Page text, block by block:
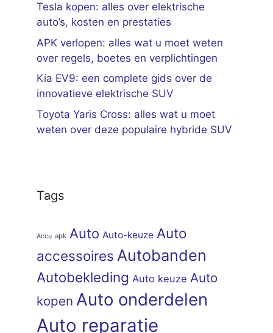
Tesla kopen: alles over elektrische
auto’s, kosten en prestaties
APK verlopen: alles wat u moet weten
over regels, boetes en verplichtingen
Kia EV9: een complete gids over de
innovatieve elektrische SUV
Toyota Yaris Cross: alles wat u moet
weten over deze populaire hybride SUV
Tags
Accu apk Auto Auto-keuze Auto
accessoires Autobanden
Autobekleding Auto keuze Auto
kopen Auto onderdelen
Auto reparatie